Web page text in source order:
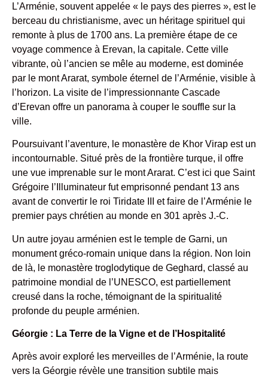
L’Arménie, souvent appelée « le pays des pierres », est le
berceau du christianisme, avec un héritage spirituel qui
remonte à plus de 1700 ans. La première étape de ce
voyage commence à Erevan, la capitale. Cette ville
vibrante, où l’ancien se mêle au moderne, est dominée
par le mont Ararat, symbole éternel de l’Arménie, visible à
l’horizon. La visite de l’impressionnante Cascade
d’Erevan offre un panorama à couper le souffle sur la
ville.
Poursuivant l’aventure, le monastère de Khor Virap est un
incontournable. Situé près de la frontière turque, il offre
une vue imprenable sur le mont Ararat. C’est ici que Saint
Grégoire l’Illuminateur fut emprisonné pendant 13 ans
avant de convertir le roi Tiridate III et faire de l’Arménie le
premier pays chrétien au monde en 301 après J.-C.
Un autre joyau arménien est le temple de Garni, un
monument gréco-romain unique dans la région. Non loin
de là, le monastère troglodytique de Geghard, classé au
patrimoine mondial de l’UNESCO, est partiellement
creusé dans la roche, témoignant de la spiritualité
profonde du peuple arménien.
Géorgie : La Terre de la Vigne et de l’Hospitalité
Après avoir exploré les merveilles de l’Arménie, la route
vers la Géorgie révèle une transition subtile mais